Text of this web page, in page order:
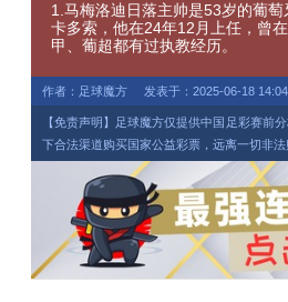
1.马梅洛迪日落主帅是53岁的葡萄
卡多索，他在24年12月上任，曾
甲、葡超都有过执教经历。
作者：足球魔方 发表于：2025-06-18
【免责声明】足球魔方仅提供中国足彩赛前
下合法渠道购买国家公益彩票，远离一切非法